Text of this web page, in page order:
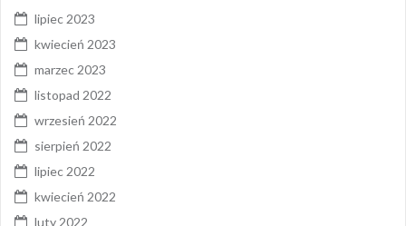
lipiec 2023
kwiecień 2023
marzec 2023
listopad 2022
wrzesień 2022
sierpień 2022
lipiec 2022
kwiecień 2022
luty 2022